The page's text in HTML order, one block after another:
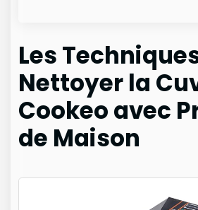
Les
Nettoyer la
Cookeo avec
de Maison